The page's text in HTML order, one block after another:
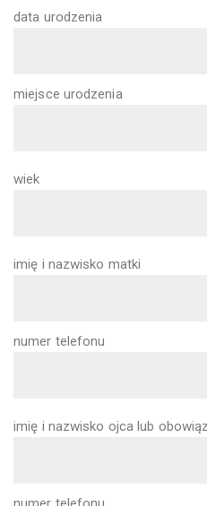
data urodzenia
miejsce urodzenia
wiek
imię i nazwisko matki
numer telefonu
imię i nazwisko ojca lub